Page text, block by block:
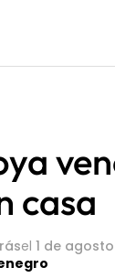
casa
el 1 de